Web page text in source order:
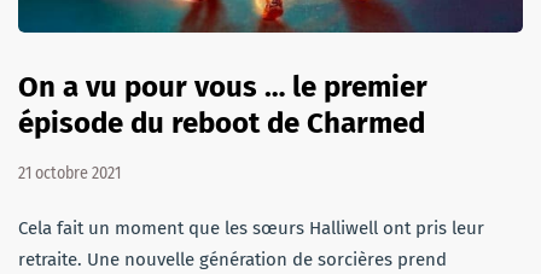
On a vu pour vous … le premier
épisode du reboot de Charmed
21 octobre 2021
Cela fait un moment que les sœurs Halliwell ont pris leur
retraite. Une nouvelle génération de sorcières prend